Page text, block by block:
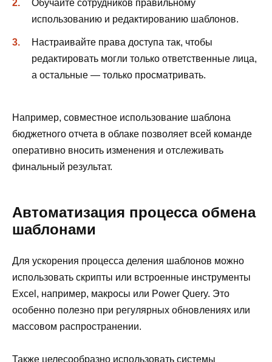
Обучайте сотрудников правильному
использованию и редактированию шаблонов.
Настраивайте права доступа так, чтобы
редактировать могли только ответственные лица,
а остальные — только просматривать.
Например, совместное использование шаблона
бюджетного отчета в облаке позволяет всей команде
оперативно вносить изменения и отслеживать
финальный результат.
Автоматизация процесса обмена
шаблонами
Для ускорения процесса деления шаблонов можно
использовать скрипты или встроенные инструменты
Excel, например, макросы или Power Query. Это
особенно полезно при регулярных обновлениях или
массовом распространении.
Также целесообразно использовать системы